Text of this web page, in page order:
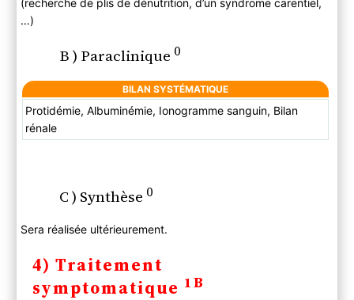
(recherche de plis de dénutrition, d’un syndrome carentiel,
…)
B ) Paraclinique 0
BILAN SYSTÉMATIQUE
Protidémie, Albuminémie, Ionogramme sanguin, Bilan
rénale
C ) Synthèse 0
Sera réalisée ultérieurement.
4) Traitement
symptomatique 1B